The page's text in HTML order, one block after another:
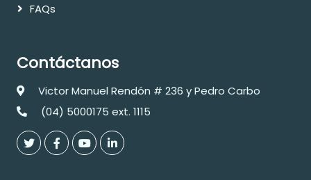
FAQs
Contáctanos
Victor Manuel Rendón # 236 y Pedro Carbo
(04) 5000175 ext. 1115